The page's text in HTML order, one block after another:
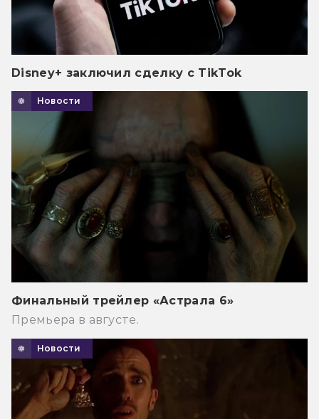
Disney+ заключил сделку с TikTok
Новости
Финальный трейлер «Астрала 6»
Премьера в августе.
Новости